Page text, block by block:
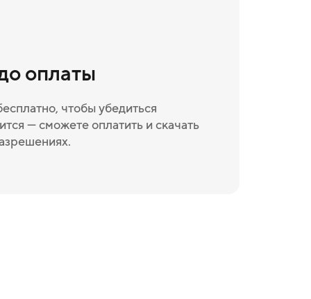
оплаты
чтобы убедиться
— сможете оплатить и скачать